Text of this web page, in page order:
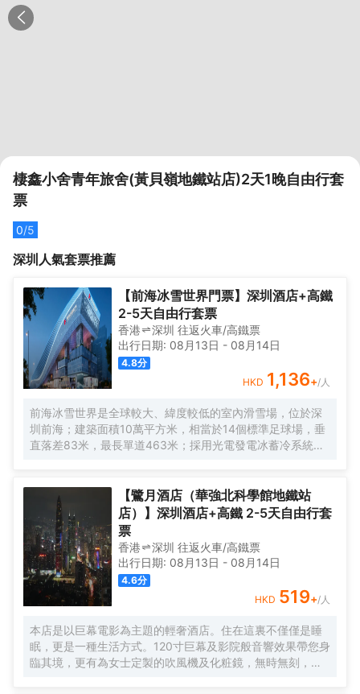
棲鑫小舍青年旅舍(黃貝嶺地鐵站店)2天1晚自由行套
票
0/5
深圳 人氣套票推薦
【前海冰雪世界門票】深圳酒店+高鐵
2-5天自由行套票
香港 深圳 往返火車/高鐵票
出行日期: 08月13日 - 08月14日
4.8分
HKD 1,136+/人
前海冰雪世界是全球較大、緯度較低的室內滑雪場，位於深
圳前海；建築面積10萬平方米，相當於14個標準足球場，垂
直落差83米，最長單道463米‌；採用光電發電冰蓄冷系統，
【鷺月酒店（華強北科學館地鐵站
店）】深圳酒店+高鐵 2-5天自由行套
票
香港 深圳 往返火車/高鐵票
出行日期: 08月13日 - 08月14日
4.6分
HKD 519+/人
本店是以巨幕電影為主題的輕奢酒店。住在這裏不僅僅是睡
眠，更是一種生活方式。120寸巨幕及影院般音響效果帶您身
臨其境，更有為女士定製的吹風機及化粧鏡，無時無刻，呈